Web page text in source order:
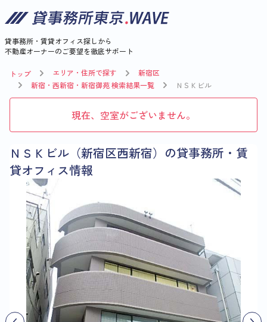
貸事務所・賃貸オフィス探しから
不動産オーナーのご要望を徹底サポート
トップ エリア・住所で探す
新宿区
新宿・西新宿・新宿御苑 検索結果一覧
ＮＳＫビル
現在、空室がございません。
ＮＳＫビル（新宿区西新宿）の貸事務所・賃
貸オフィス情報